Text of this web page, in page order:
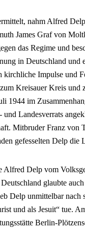
nahm Alfred
James Graf von
das Regime und
in Deutschland
kirchliche Impulse und
Kreisauer Kreis und
1944 im
Landesverrats
Mitbruder Franz von
gefesselten Delp die
Alfred Delp vom
glaubte
Delp unmittelbar
und als Jesuit“ tue.
Berlin-